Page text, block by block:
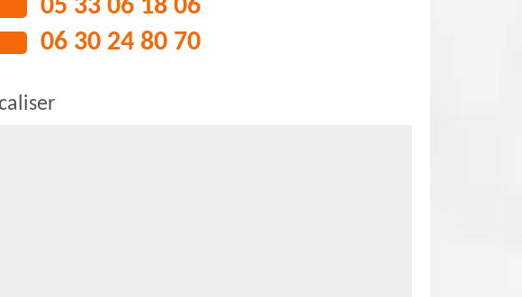
05 33 06 18 06
06 30 24 80 70